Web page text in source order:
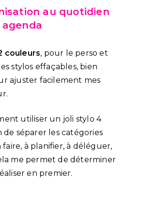
au quotidien
couleurs, pour le perso et
stylos effaçables, bien
ajuster facilement mes
utiliser un joli stylo 4
de séparer les catégories
faire, à planifier, à déléguer,
me permet de déterminer
en premier.